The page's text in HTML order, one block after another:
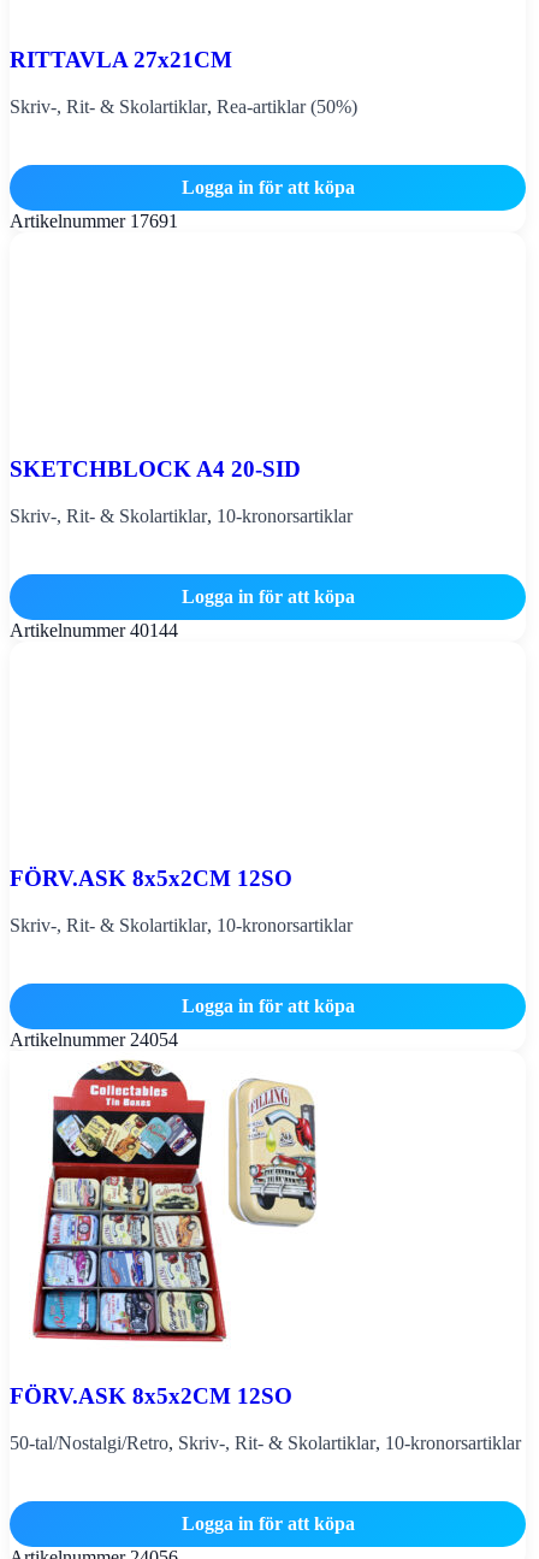
RITTAVLA 27x21CM
Skriv-, Rit- & Skolartiklar, Rea-artiklar (50%)
Logga in för att köpa
Artikelnummer 17691
SKETCHBLOCK A4 20-SID
Skriv-, Rit- & Skolartiklar, 10-kronorsartiklar
Logga in för att köpa
Artikelnummer40144
FÖRV.ASK 8x5x2CM 12SO
Skriv-, Rit- & Skolartiklar, 10-kronorsartiklar
Logga in för att köpa
Artikelnummer 24054
FÖRV.ASK 8x5x2CM 12SO
50-tal/Nostalgi/Retro, Skriv-, Rit- & Skolartiklar, 10-kronorsartiklar
Logga in för att köpa